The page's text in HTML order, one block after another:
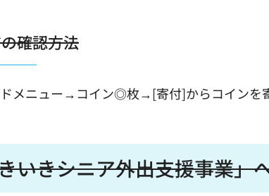
確認方法
メニュー→コイン◎枚→[寄付]からコインを寄
いきシニア外出支援事業」